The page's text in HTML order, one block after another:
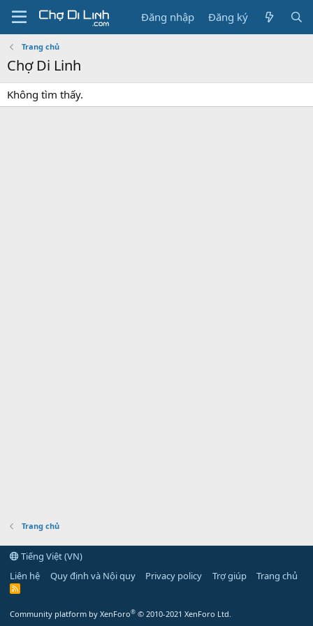
Đăng nhập Đăng ký
Trang chủ
Chợ Di Linh
Không tìm thấy.
Trang chủ
Tiếng Việt (VN)
Liên hệ
Quy định và Nội quy Privacy policy Trợ giúp Trang chủ
R
Community platform by XenForo® © 2010-2021 XenForo Ltd.